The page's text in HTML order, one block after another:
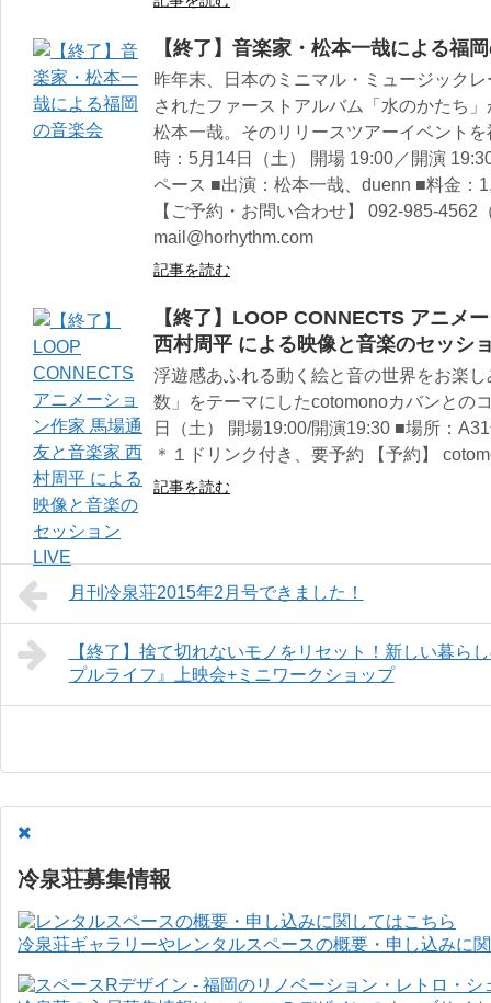
【終了】音楽家・松本一哉による福
昨年末、日本のミニマル・ミュージック
されたファーストアルバム「水のかたち
松本一哉。そのリリースツアーイベント
時：5月14日（土） 開場 19:00／開演
ペース ■出演：松本一哉、duenn ■料金：
【ご予約・お問い合わせ】 092-985-4562
mail@horhythm.com
記事を読む
【終了】LOOP CONNECTS アニメ
西村周平 による映像と音楽のセッシ
浮遊感あふれる動く絵と音の世界をお楽
数」をテーマにしたcotomonoカバンとの
日（土） 開場19:00/開演19:30 ■場所：
＊１ドリンク付き、要予約 【予約】
記事を読む
月刊冷泉荘2015年2月号できました！
【終了】捨て切れないモノをリセット！新しい暮ら
プルライフ』上映会+ミニワークショップ
冷泉荘募集情報
冷泉荘ギャラリーやレンタルスペースの概要・申し込みに